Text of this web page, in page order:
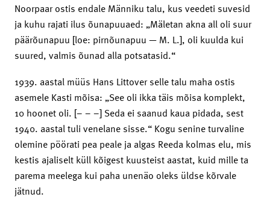
Noorpaar ostis endale Männiku talu, kus veedeti suvesid
ja kuhu rajati ilus õunapuuaed: „Mäletan akna all oli suur
päärõunapuu [loe: pirnõunapuu — M. L.], oli kuulda kui
suured, valmis õunad alla potsatasid.“
1939. aastal müüs Hans Littover selle talu maha ostis
asemele Kasti mõisa: „See oli ikka täis mõisa komplekt,
10 hoonet oli. [– – –] Seda ei saanud kaua pidada, sest
1940. aastal tuli venelane sisse.“ Kogu senine turvaline
olemine pöörati pea peale ja algas Reeda kolmas elu, mis
kestis ajaliselt küll kõigest kuusteist aastat, kuid mille ta
parema meelega kui paha unenäo oleks üldse kõrvale
jätnud.